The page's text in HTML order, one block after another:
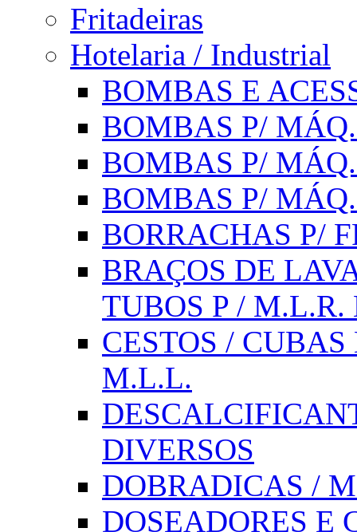
Fritadeiras
Hotelaria / Industrial
BOMBAS E
BOMBAS P/
BOMBAS P/
BOMBAS P/
BORRACHAS P/
BRAÇOS DE
TUBOS P /
CESTOS /
M.L.L.
DIVERSOS
DOBRADICAS /
DOSEADORES E